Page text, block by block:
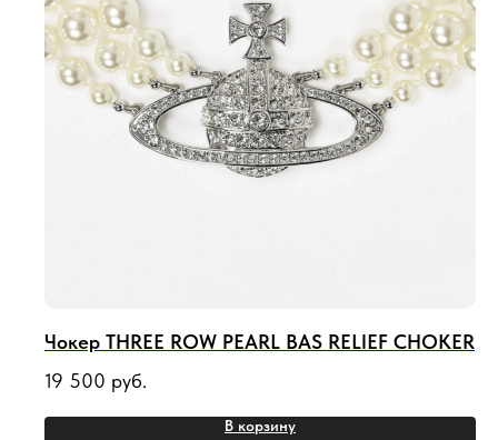
Чокер THREE ROW PEARL BAS RELIEF CHOKER
19 500 руб.
В корзину